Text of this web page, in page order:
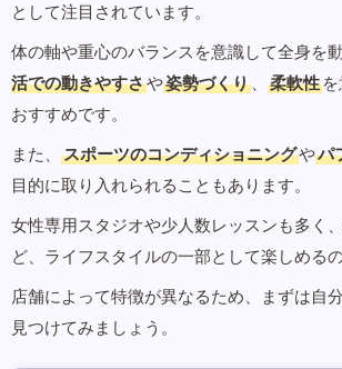
として注目されています。
体の軸や重心のバランスを意識して全身を動
活での動きやすさや姿勢づくり 、 柔軟性
おすすめです。
また、
スポーツのコンディショニングやパ
目的に取り入れられることもあります。
女性専用スタジオや少人数レッスンも多く
ど、ライフスタイルの一部として楽しめる
店舗によって特徴が異なるため、まずは自
見つけてみましょう。